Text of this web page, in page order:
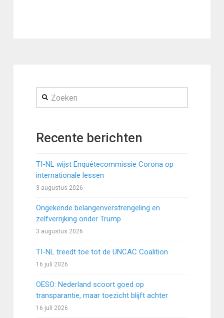
Zoeken
Recente berichten
TI-NL wijst Enquêtecommissie Corona op
internationale lessen
3 augustus 2026
Ongekende belangenverstrengeling en
zelfverrijking onder Trump
3 augustus 2026
TI-NL treedt toe tot de UNCAC Coalition
16 juli 2026
OESO: Nederland scoort goed op
transparantie, maar toezicht blijft achter
16 juli 2026